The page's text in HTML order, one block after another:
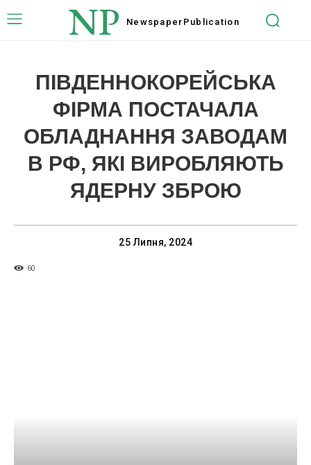
NP Newspaper Publication
ПІВДЕННОКОРЕЙСЬКА
ФІРМА ПОСТАЧАЛА
ОБЛАДНАННЯ ЗАВОДАМ
В РФ, ЯКІ ВИРОБЛЯЮТЬ
ЯДЕРНУ ЗБРОЮ
25 Липня, 2024
60